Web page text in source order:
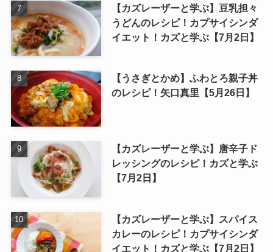
【カズレーザーと学ぶ】豆乳担々
うどんのレシピ！カプサイシンダ
イエット！カズと学ぶ【7月2日】
【うさぎとかめ】ふわとろ親子丼
のレシピ！矢口真里【5月26日】
【カズレーザーと学ぶ】唐辛子ド
レッシングのレシピ！カズと学ぶ
【7月2日】
【カズレーザーと学ぶ】スパイス
カレーのレシピ！カプサイシンダ
イエット！カズと学ぶ【7月2日】